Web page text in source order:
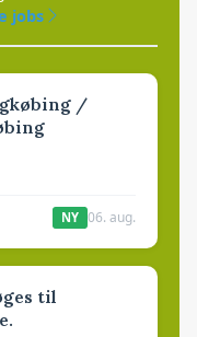
jobs
/
NY 06. aug.
til